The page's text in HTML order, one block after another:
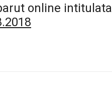
online intitulata